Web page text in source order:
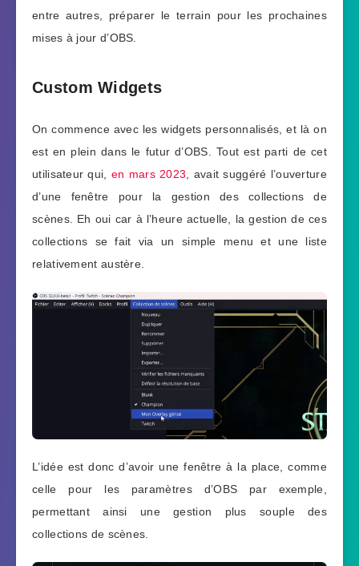
entre autres, préparer le terrain pour les prochaines
mises à jour d’OBS.
Custom Widgets
On commence avec les widgets personnalisés, et là on
est en plein dans le futur d’OBS. Tout est parti de cet
utilisateur qui, en mars 2023 , avait suggéré l’ouverture
d’une fenêtre pour la gestion des collections de
scènes. Eh oui car à l’heure actuelle, la gestion de ces
collections se fait via un simple menu et une liste
relativement austère.
L’idée est donc d’avoir une fenêtre à la place, comme
celle pour les paramètres d’OBS par exemple,
permettant ainsi une gestion plus souple des
collections de scènes.